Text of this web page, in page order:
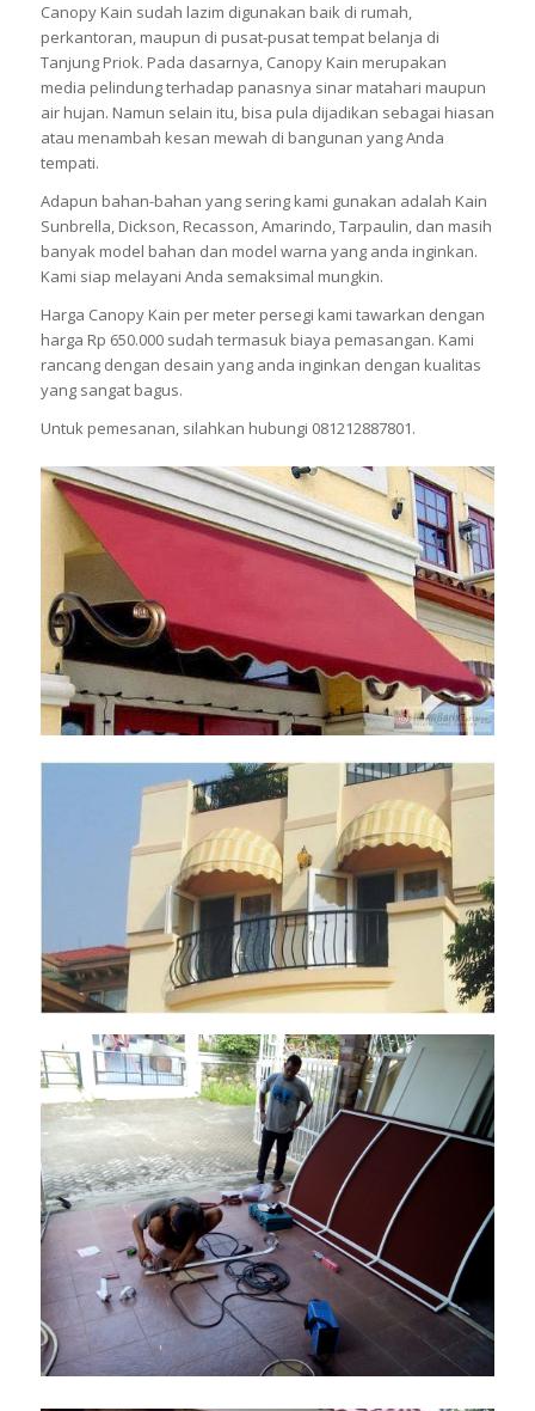
Canopy Kain sudah lazim digunakan baik di rumah,
perkantoran, maupun di pusat-pusat tempat belanja di
Tanjung Priok. Pada dasarnya, Canopy Kain merupakan
media pelindung terhadap panasnya sinar matahari maupun
air hujan. Namun selain itu, bisa pula dijadikan sebagai hiasan
atau menambah kesan mewah di bangunan yang Anda
tempati.
Adapun bahan-bahan yang sering kami gunakan adalah Kain
Sunbrella, Dickson, Recasson, Amarindo, Tarpaulin, dan masih
banyak model bahan dan model warna yang anda inginkan.
Kami siap melayani Anda semaksimal mungkin.
Harga Canopy Kain per meter persegi kami tawarkan dengan
harga Rp 650.000 sudah termasuk biaya pemasangan. Kami
rancang dengan desain yang anda inginkan dengan kualitas
yang sangat bagus.
Untuk pemesanan, silahkan hubungi 081212887801.